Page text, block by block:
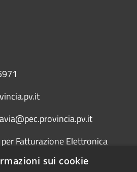
Fatturazione Elettronica
sui cookie